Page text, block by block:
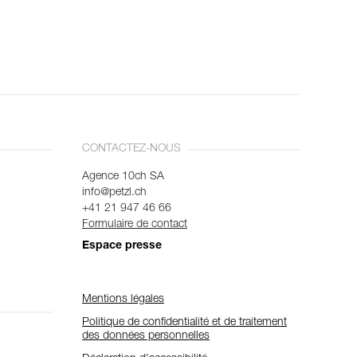
CONTACTEZ-NOUS
Agence 10ch SA
info@petzl.ch
+41 21 947 46 66
Formulaire de contact
Espace presse
Mentions légales
Politique de confidentialité et de traitement
des données personnelles